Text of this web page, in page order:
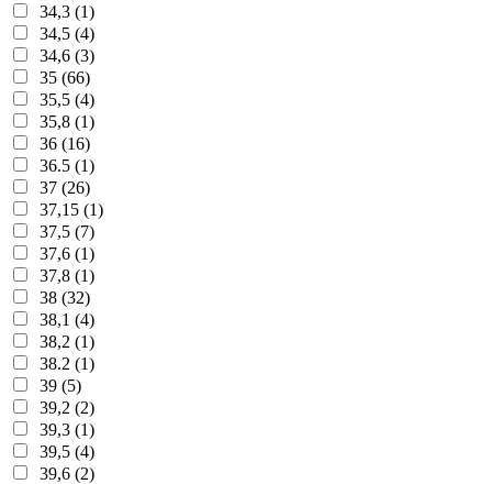
34,3 (1)
34,5 (4)
34,6 (3)
35 (66)
35,5 (4)
35,8 (1)
36 (16)
36.5 (1)
37 (26)
37,15 (1)
37,5 (7)
37,6 (1)
37,8 (1)
38 (32)
38,1 (4)
38,2 (1)
38.2 (1)
39 (5)
39,2 (2)
39,3 (1)
39,5 (4)
39,6 (2)